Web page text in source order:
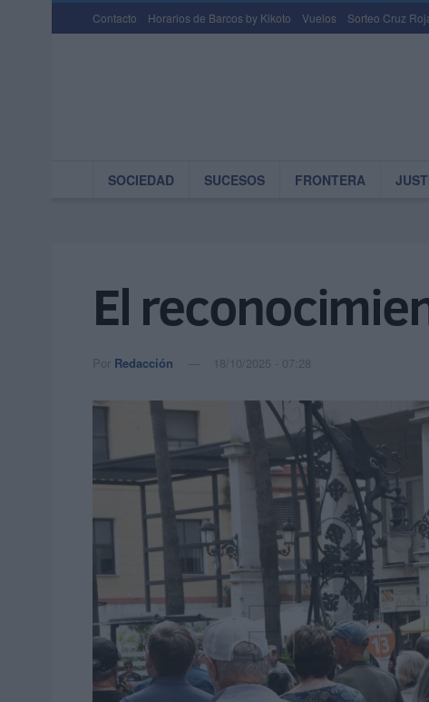
Contacto Horarios de Barcos by Kikoto Vuelos Sorteo Cruz
SOCIEDAD SUCESOS FRONTERA
El
Por Redacción 18/10/2025 - 07:28